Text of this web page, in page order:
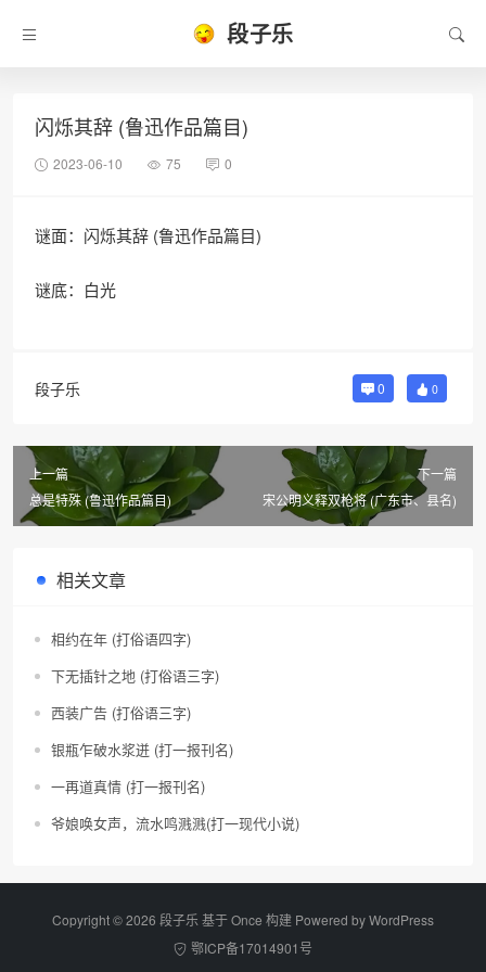
段子乐
闪烁其辞 (鲁迅作品篇目)
2023-06-10 75 0
谜面：闪烁其辞 (鲁迅作品篇目)
谜底：白光
段子乐 0 0
上一篇
总是特殊 (鲁迅作品篇目)
下一篇
宋公明义释双枪将 (广东市、县名)
相关文章
相约在年 (打俗语四字)
下无插针之地 (打俗语三字)
西装广告 (打俗语三字)
银瓶乍破水浆迸 (打一报刊名)
一再道真情 (打一报刊名)
爷娘唤女声，流水鸣溅溅(打一现代小说)
Copyright © 2026 段子乐 基于 Once 构建 Powered byWordPress
鄂ICP备17014901号